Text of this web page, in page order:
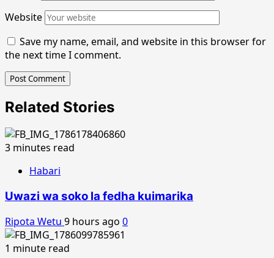
Website
Save my name, email, and website in this browser for
the next time I comment.
Related Stories
3 minutes read
Habari
Uwazi wa soko la fedha kuimarika
Ripota Wetu 9 hours ago 0
1 minute read